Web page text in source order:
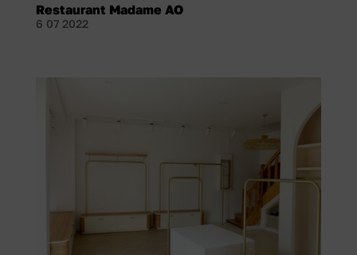
Restaurant Madame AO
6 07 2022